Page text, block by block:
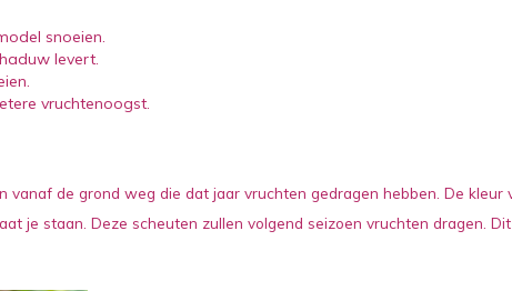
snoeien.
levert.
vruchtenoogst.
de grond weg die dat jaar vruchten gedragen hebben. De kleur
je staan. Deze scheuten zullen volgend seizoen vruchten dragen.